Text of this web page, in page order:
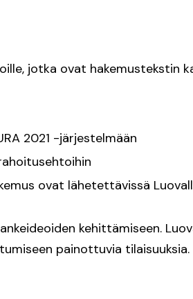
jotka ovat hakemustekstin
2021 -järjestelmään
ovat lähetettävissä
kehittämiseen.
painottuvia tilaisuuksia.